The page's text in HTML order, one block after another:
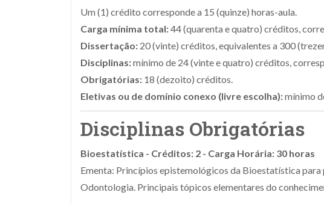
Um (1) crédito corresponde a 15 (quinze) horas-aula.
Carga mínima total:44 (quarenta e quatro) créditos,
Dissertação: 20 (vinte) créditos, equivalentes a 300
Disciplinas:mínimo de 24 (vinte e quatro) créditos,
Obrigatórias: 18 (dezoito) créditos.
Eletivas ou de domínio conexo (livre escolha):mínimo
Disciplinas Obrigatórias
Bioestatística - Créditos: 2 - Carga Horária: 30 horas
Ementa: Princípios epistemológicos da Bioestatística para
Odontologia. Principais tópicos elementares do